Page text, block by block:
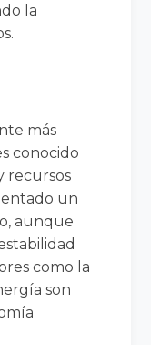
la
más
conocido
recursos
un
aunque
como la
son